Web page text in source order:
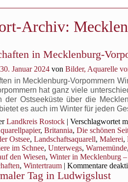
Archiv:
in Mecklenburg-
30. Januar 2024 von Bilder, Aquarelle
in Mecklenburg-Vorpommern
hat ganz viele
der Ostseeküste über die
es auch im Winter für jeden
Landkreis Rostock | Verschlagwortet
, Britannia, Die schönen
Ostsee, Landschaftsaquarell, Malerei,
im Schnee, Unterwegs, Warnemünde,
den Wiesen, Winter in Mecklenburg
, Wintertraum | Kommentare
Tag in Ludwigslust